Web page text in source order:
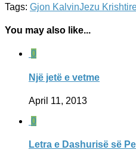
Tags: Gjon KalvinJezu Krishti
You may also like...
0
Një jetë e vetme
April 11, 2013
0
Letra e Dashurisë së